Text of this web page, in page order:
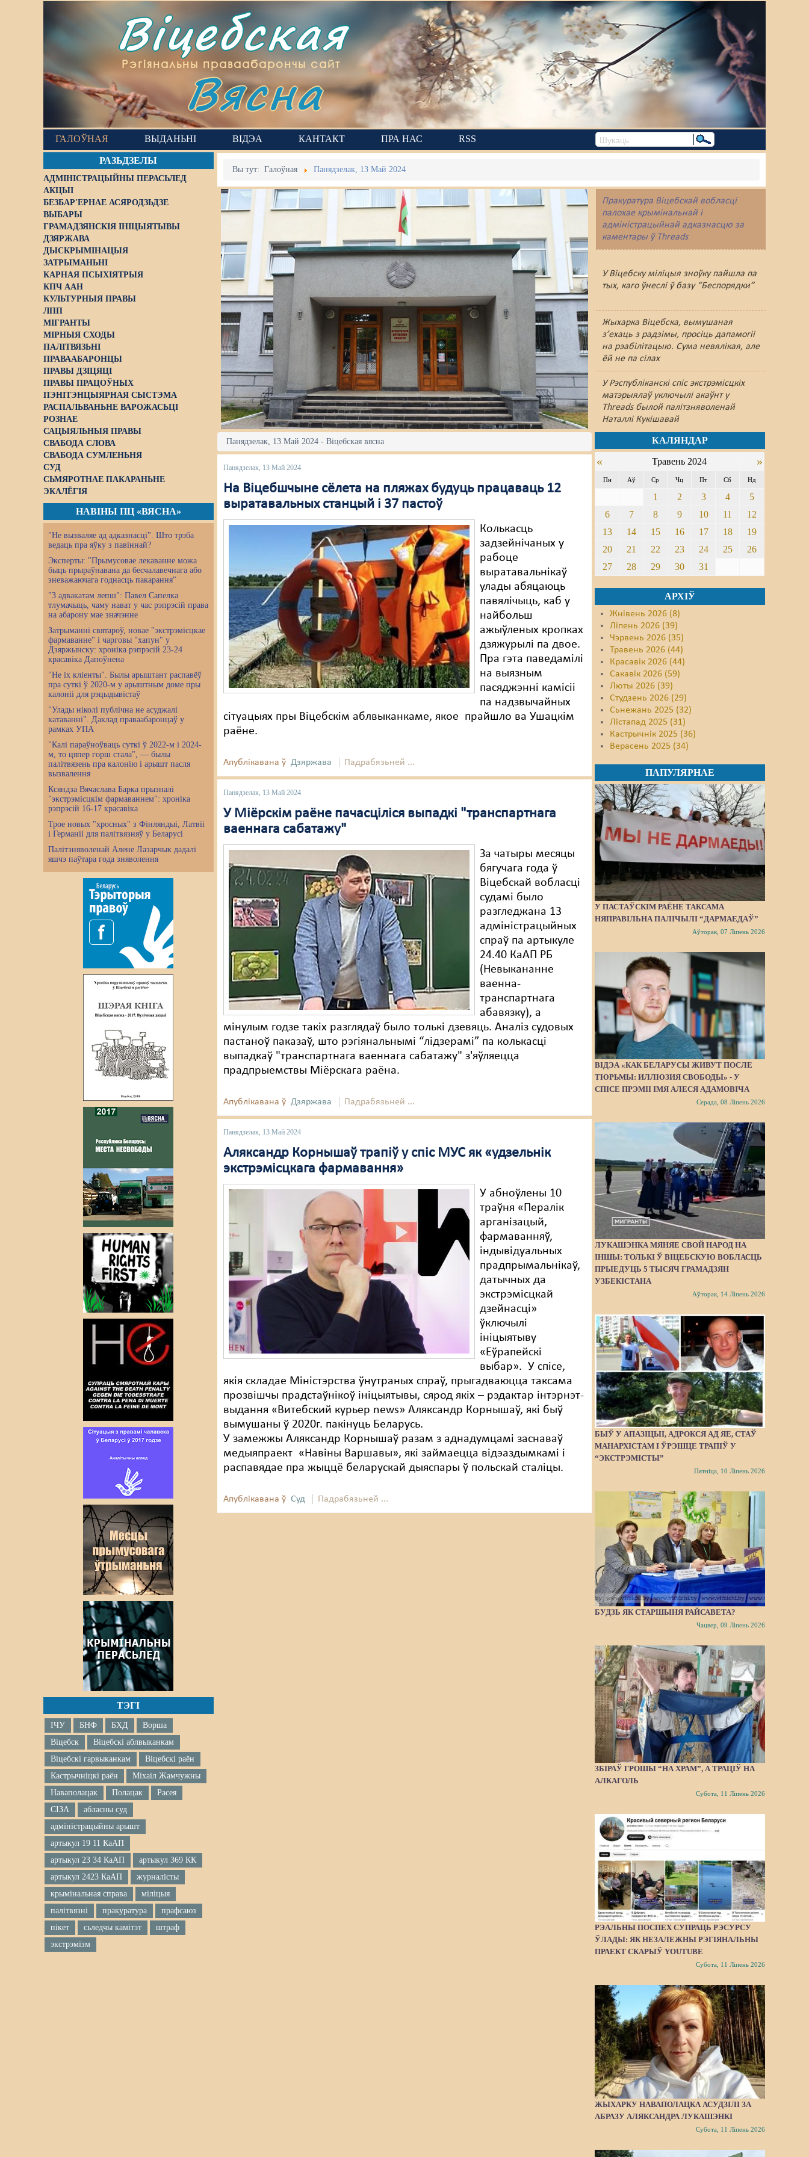
Віцебская
Рэгіянальны праваабарончы сайт
Вясна
ГАЛОЎНАЯ ВЫДАНЬНІ ВІДЭА КАНТАКТ ПРА НАС RSS
РАЗЬДЗЕЛЫ
АДМІНІСТРАЦЫЙНЫ ПЕРАСЬЛЕД
АКЦЫІ
БЕЗБАР'ЕРНАЕ АСЯРОДЗЬДЗЕ
ВЫБАРЫ
ГРАМАДЗЯНСКІЯ ІНІЦЫЯТЫВЫ
ДЗЯРЖАВА
ДЫСКРЫМІНАЦЫЯ
ЗАТРЫМАНЬНІ
КАРНАЯ ПСЫХІЯТРЫЯ
КПЧ ААН
КУЛЬТУРНЫЯ ПРАВЫ
ЛПП
МІГРАНТЫ
МІРНЫЯ СХОДЫ
ПАЛІТВЯЗЬНІ
ПРАВААБАРОНЦЫ
ПРАВЫ ДЗІЦЯЦІ
ПРАВЫ ПРАЦОЎНЫХ
ПЭНІТЭНЦЫЯРНАЯ СЫСТЭМА
РАСПАЛЬВАНЬНЕ ВАРОЖАСЬЦІ
РОЗНАЕ
САЦЫЯЛЬНЫЯ ПРАВЫ
СВАБОДА СЛОВА
СВАБОДА СУМЛЕНЬНЯ
СУД
СЬМЯРОТНАЕ ПАКАРАНЬНЕ
ЭКАЛЁГІЯ
НАВІНЫ ПЦ «ВЯСНА»
"Не вызваляе ад адказнасці". Што трэба
ведаць пра яўку з павіннай?
Эксперты: "Прымусовае лекаванне можа
быць прыраўнавана да бесчалавечнага або
зневажаючага годнасць пакарання"
"З адвакатам лепш": Павел Сапелка
тлумачыць, чаму нават у час рэпрэсій права
на абарону мае значэнне
Затрыманні святароў, новае "экстрэмісцкае
фармаванне" і чарговы "хапун" у
Дзяржынску: хроніка рэпрэсій 23-24
красавіка Дапоўнена
"Не іх кліенты". Былы арыштант распавёў
пра суткі ў 2020-м у арыштным доме пры
калоніі для рэцыдывістаў
"Улады ніколі публічна не асуджалі
катаванні". Даклад праваабаронцаў у
рамках УПА
"Калі параўноўваць суткі ў 2022-м і 2024-
м, то цяпер горш стала", — былы
палітвязень пра калонію і арышт пасля
вызвалення
Ксяндза Вячаслава Барка прызналі
"экстрэмісцкім фармаваннем": хроніка
рэпрэсій 16-17 красавіка
Трое новых "хросных" з Фінляндыі, Латвіі
і Германіі для палітвязняў у Беларусі
Палітзняволенай Алене Лазарчык дадалі
яшчэ паўтара года зняволення
ТЭГІ
ІЧУ БНФ БХД
Ворша
Віцебск
Віцебскі аблвыканкам
Віцебскі гарвыканкам
Віцебскі раён
Кастрычніцкі раён
Міхаіл Жамчужны
Наваполацак
Полацак
Расея
СІЗА
абласны суд
адміністрацыйны арышт
артыкул 19 11 КаАП
артыкул 23 34 КаАП
артыкул 369 КК
артыкул 2423 КаАП
журналісты
крымінальная справа
міліцыя
палітвязні
пракуратура
прафсаюз
пікет
сьледчы камітэт
штраф
экстрэмізм
Вы тут:Галоўная Панядзелак, 13 Май 2024
Пракуратура Віцебскай вобласці
палохае крымінальнай і
адміністрацыйнай адказнасцю за
каментары ў Threads
У Віцебску міліцыя зноўку пайшлa па
тых, каго ўнеслі ў базу “Беспорядки”
Жыхарка Віцебска, вымушаная
з’ехаць з радзімы, просіць дапамогіі
на рэабілітацыю. Сума невялікая, але
ёй не па сілах
У Рэспубліканскі спіс экстрэмісцкіх
матэрыялаў уключылі акаўнт у
Threads былой палітзняволенай
Наталлі Кукішавай
Панядзелак, 13 Май 2024 - Віцебская вясна
Панядзелак, 13 Май 2024
На Віцебшчыне сёлета на пляжах будуць працаваць 12
выратавальных станцый і 37 пастоў
Колькасць
задзейнічаных у
рабоце
выратавальнікаў
улады абяцаюць
павялічыць, каб у
найбольш
ажыўленых кропках
дзяжурылі па двое.
Пра гэта паведамілі
на выязным
пасяджэнні камісіі
па надзвычайных
сітуацыях пры Віцебскім аблвыканкаме, якое прайшло ва Ушацкім
раёне.
Апублікавана ў Дзяржава Падрабязьней ...
Панядзелак, 13 Май 2024
У Міёрскім раёне пачасціліся выпадкі "транспартнага
ваеннага сабатажу"
За чатыры месяцы
бягучага года ў
Віцебскай вобласці
судамі было
разгледжана 13
адміністрацыйных
спраў па артыкуле
24.40 КаАП РБ
(Невыкананне
ваенна-
транспартнага
абавязку), а
мінулым годзе такіх разглядаў было толькі дзевяць. Аналіз судовых
пастаноў паказаў, што рэгіянальнымі “лідзерамі” па колькасці
выпадкаў "транспартнага ваеннага сабатажу" з'яўляецца
прадпрыемствы Міёрскага раёна.
Апублікавана ў Дзяржава Падрабязьней ...
Панядзелак, 13 Май 2024
Аляксандр Корнышаў трапіў у спіс МУС як «удзельнік
экстрэмісцкага фармавання»
У абноўлены 10
траўня «Пералік
арганізацый,
фармаванняў,
індывідуальных
прадпрымальнікаў,
датычных да
экстрэмісцкай
дзейнасці»
ўключылі
ініцыятыву
«Еўрапейскі
выбар». У спісе,
якія складае Міністэрства ўнутраных спраў, прыгадваюцца таксама
прозвішчы прадстаўнікоў ініцыятывы, сярод якіх – рэдактар інтэрнэт-
выдання «Витебский курьер news» Аляксандр Корнышаў, які быў
вымушаны ў 2020г. пакінуць Беларусь.
У замежжы Аляксандр Корнышаў разам з аднадумцамі заснаваў
медыяпраект «Навіны Варшавы», які займаецца відэаздымкамі і
распавядае пра жыццё беларускай дыяспары ў польскай сталіцы.
Апублікавана ў Суд Падрабязьней ...
КАЛЯНДАР
« Травень 2024 »
Пн Аў Ср Чц Пт Сб Нд
1 2 3 4
5
6
7 8 9 10 11
12
13
14 15 16 17 18
19
20
21 22 23 24 25
26
27
28 29 30 31
АРХІЎ
Жнівень 2026 (8)
Ліпень 2026 (39)
Чэрвень 2026 (35)
Травень 2026 (44)
Красавік 2026 (44)
Сакавік 2026 (59)
Люты 2026 (39)
Студзень 2026 (29)
Сьнежань 2025 (32)
Лістапад 2025 (31)
Кастрычнік 2025 (36)
Верасень 2025 (34)
ПАПУЛЯРНАЕ
У ПАСТАЎСКІМ РАЁНЕ ТАКСАМА
НЯПРАВІЛЬНА ПАЛІЧЫЛІ “ДАРМАЕДАЎ”
Аўторак, 07 Ліпень 2026
ВІДЭА «КАК БЕЛАРУСЫ ЖИВУТ ПОСЛЕ
ТЮРЬМЫ: ИЛЛЮЗИЯ СВОБОДЫ» - У
СПІСЕ ПРЭМІІ ІМЯ АЛЕСЯ АДАМОВІЧА
Серада, 08 Ліпень 2026
ЛУКАШЭНКА МЯНЯЕ СВОЙ НАРОД НА
ІНШЫ: ТОЛЬКІ Ў ВІЦЕБСКУЮ ВОБЛАСЦЬ
ПРЫЕДУЦЬ 5 ТЫСЯЧ ГРАМАДЗЯН
УЗБЕКІСТАНА
Аўторак, 14 Ліпень 2026
БЫЎ У АПАЗІЦЫІ, АДРОКСЯ АД ЯЕ, СТАЎ
МАНАРХІСТАМ І ЎРЭШЦЕ ТРАПІЎ У
“ЭКСТРЭМІСТЫ”
Пятніца, 10 Ліпень 2026
БУДЗЬ ЯК СТАРШЫНЯ РАЙСАВЕТА?
Чацвер, 09 Ліпень 2026
ЗБІРАЎ ГРОШЫ “НА ХРАМ”, А ТРАЦІЎ НА
АЛКАГОЛЬ
Субота, 11 Ліпень 2026
РЭАЛЬНЫ ПОСПЕХ СУПРАЦЬ РЭСУРСУ
ЎЛАДЫ: ЯК НЕЗАЛЕЖНЫ РЭГІЯНАЛЬНЫ
ПРАЕКТ СКАРЫЎ YOUTUBE
Субота, 11 Ліпень 2026
ЖЫХАРКУ НАВАПОЛАЦКА АСУДЗІЛІ ЗА
АБРАЗУ АЛЯКСАНДРА ЛУКАШЭНКІ
Субота, 11 Ліпень 2026